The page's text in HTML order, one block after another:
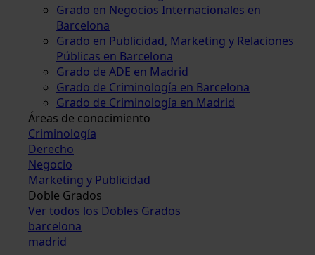
Grado en Negocios Internacionales en
Barcelona
Grado en Publicidad, Marketing y Relaciones
Públicas en Barcelona
Grado de ADE en Madrid
Grado de Criminología en Barcelona
Grado de Criminología en Madrid
Áreas de conocimiento
Criminología
Derecho
Negocio
Marketing y Publicidad
Doble Grados
Ver todos los Dobles Grados
barcelona
madrid